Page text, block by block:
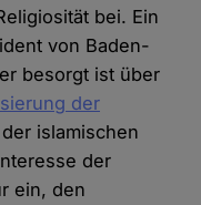
bei. Ein
von Baden-
besorgt ist über
der
islamischen
der
ein, den